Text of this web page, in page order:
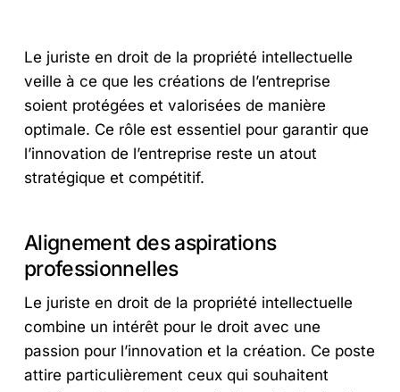
Le juriste en droit de la propriété intellectuelle
veille à ce que les créations de l’entreprise
soient protégées et valorisées de manière
optimale. Ce rôle est essentiel pour garantir que
l’innovation de l’entreprise reste un atout
stratégique et compétitif.
Alignement des aspirations
professionnelles
Le juriste en droit de la propriété intellectuelle
combine un intérêt pour le droit avec une
passion pour l’innovation et la création. Ce poste
attire particulièrement ceux qui souhaitent